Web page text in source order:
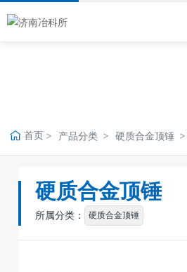
新闻动态
产品中心
品质保证
首页 产品分类 硬质合金顶锤
硬质合金顶锤
所属分类： 硬质合金顶锤